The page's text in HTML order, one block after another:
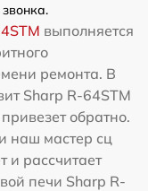
выполняется
ремонта. В
Sharp R-64STM
обратно.
наш мастер сц
и рассчитает
печи Sharp R-